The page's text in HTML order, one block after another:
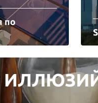
по